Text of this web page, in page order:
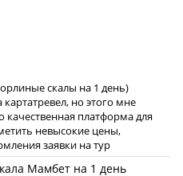
скалы на 1 день)
картатревел, но этого мне
качественная платформа для
невысокие цены,
заявки на тур